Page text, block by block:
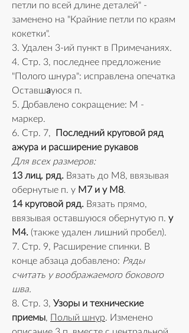
петли по всей длине деталей" -
заменено на "Крайние петли по краям
кокетки".
3. Удален 3-ий пункт в Примечаниях.
4. Стр. 3, последнее предложение
"Полого шнура": исправлена опечатка
Оставшауюся п.
5. Добавлено сокращение: М -
маркер.
6. Стр. 7,
Последний круговой ряд
ажура и расширение рукавов
Для всех размеров:
13 лиц. ряд. Вязать до М8, ввязывая
обернутые п. у М7 и у М8.
14 круговой ряд. Вязать прямо,
ввязывая оставшуюся обернутую п. у
М4. (также удален лишний пробел).
7. Стр. 9, Расширение спинки. В
конце абзаца добавлено: Ряды
считать у воображаемого бокового
шва.
8. Стр. 3, Узоры и технические
приемы, Полый шнур. Изменено